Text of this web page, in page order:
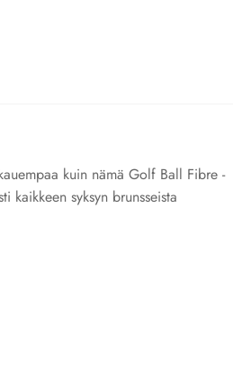
kuin nämä Golf Ball Fibre -
kaikkeen syksyn brunsseista